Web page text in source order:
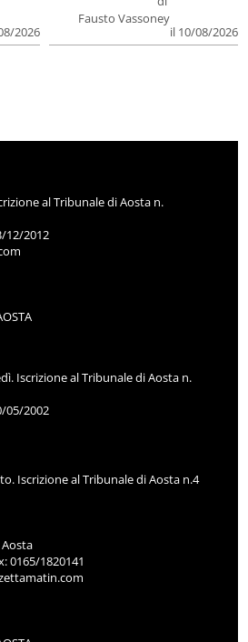
al Tribunale di Aosta n.
2012
Iscrizione al Tribunale di Aosta n.
2002
Iscrizione al Tribunale di Aosta n.4
0165/1820141